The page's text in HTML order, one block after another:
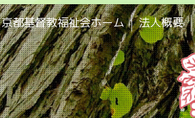
京都基督教福祉会ホーム 法人概要